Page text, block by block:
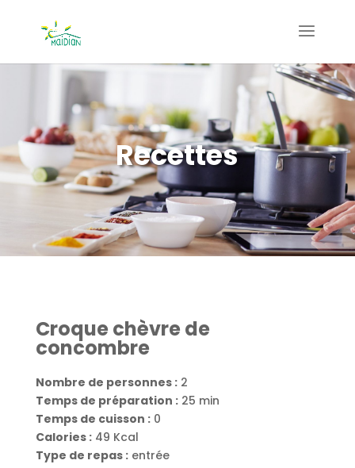
Recettes
Croque chèvre de
concombre
Nombre de personnes :2
Temps de préparation :25 min
Temps de cuisson :0
Calories :49 Kcal
Type de repas :entrée